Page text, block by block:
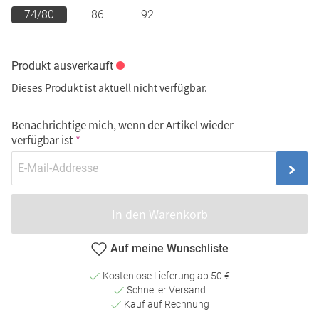
74/80 86 92
Produkt ausverkauft
Dieses Produkt ist aktuell nicht verfügbar.
Benachrichtige mich, wenn der Artikel wieder
verfügbar ist
In den Warenkorb
Auf meine Wunschliste
Kostenlose Lieferung ab 50 €
Schneller Versand
Kauf auf Rechnung